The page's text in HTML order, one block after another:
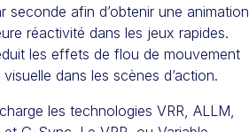
seconde afin d’obtenir une animation
réactivité dans les jeux rapides.
les effets de flou de mouvement
dans les scènes d’action.
les technologies VRR, ALLM,